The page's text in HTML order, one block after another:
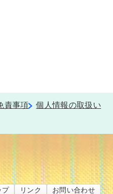
責事項
個人情報の取扱い
プ リンク お問い合わせ